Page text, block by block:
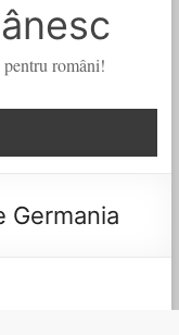
români!
Germania